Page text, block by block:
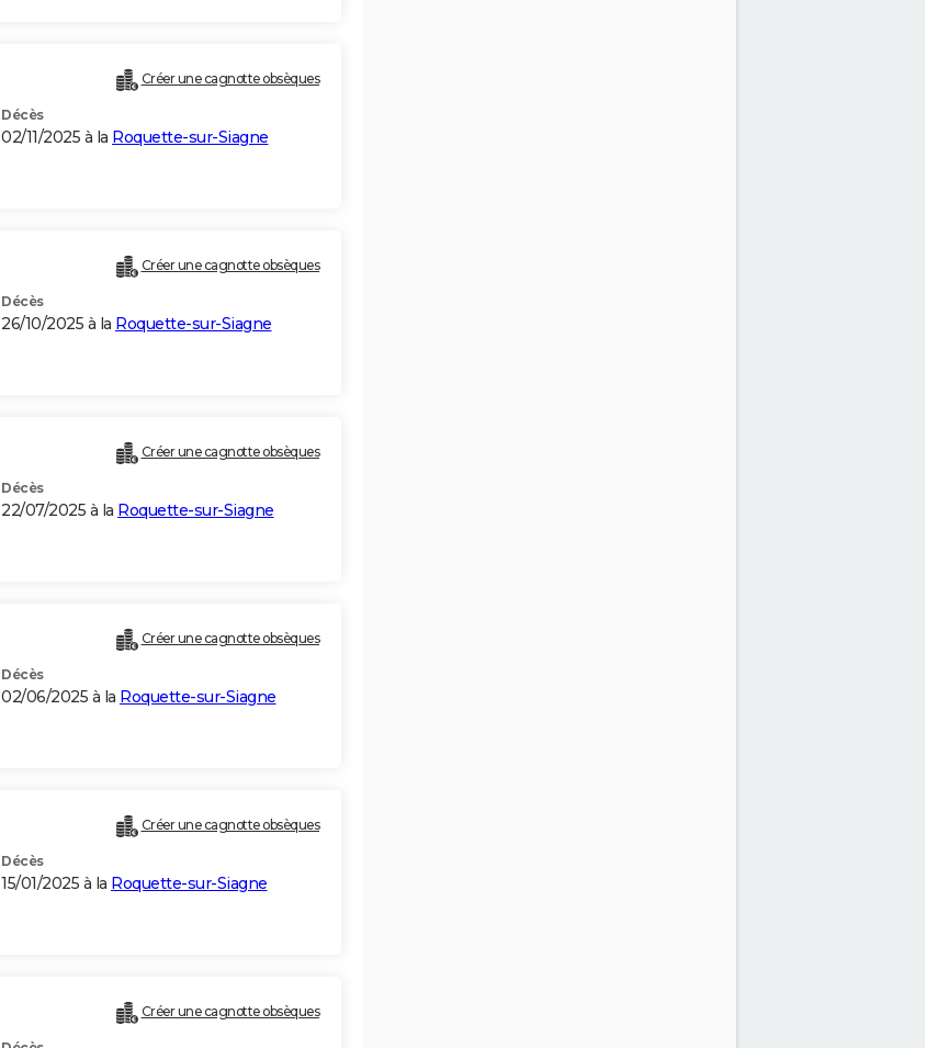
Créer une cagnotte obsèques
Décès
02/11/2025 à la Roquette-sur-Siagne
Créer une cagnotte obsèques
Décès
26/10/2025 à la Roquette-sur-Siagne
Créer une cagnotte obsèques
Décès
22/07/2025 à la Roquette-sur-Siagne
Créer une cagnotte obsèques
Décès
02/06/2025 à la Roquette-sur-Siagne
Créer une cagnotte obsèques
Décès
15/01/2025 à la Roquette-sur-Siagne
Créer une cagnotte obsèques